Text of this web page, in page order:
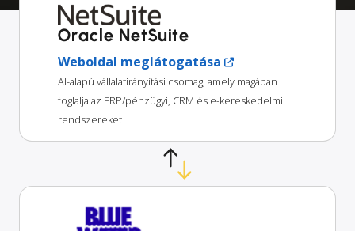
Oracle NetSuite
Weboldal meglátogatása
AI-alapú vállalatirányítási csomag, amely magában
foglalja az ERP/pénzügyi, CRM és e-kereskedelmi
rendszereket